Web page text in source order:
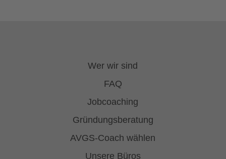
Wer wir sind
FAQ
Jobcoaching
Gründungsberatung
AVGS-Coach wählen
Unsere Büros